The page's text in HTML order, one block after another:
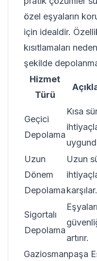
özel eşyaların
için idealdir.
kısıtlamaları
şekilde
Hizmet
Türü
Geçici
Depolama
Kısa
Uzun
Dönem
Depolama
Uzun
karşılar.
Sigortalı
Depolama
artırır.
Gaziosmanpaşa